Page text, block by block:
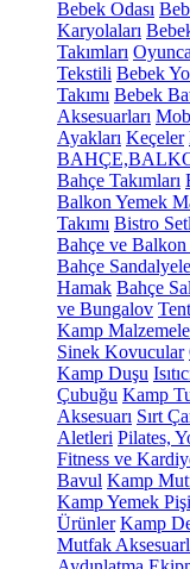
Bebek Odası
Karyolaları
Takımları
Tekstili Bebek
Takımı Bebek
Aksesuarları
Ayakları Keçeler
Bahçe Takımları
Balkon Yemek
Takımı Bistro
Bahçe ve Balkon
Bahçe
Hamak Bahçe
ve Bungalov
Kamp
Sinek Kovucular
Kamp Duşu
Çubuğu Kamp
Aksesuarı Sırt
Aletleri Pilates,
Fitness ve
Bavul Kamp
Kamp Yemek
Ürünler Kamp
Mutfak